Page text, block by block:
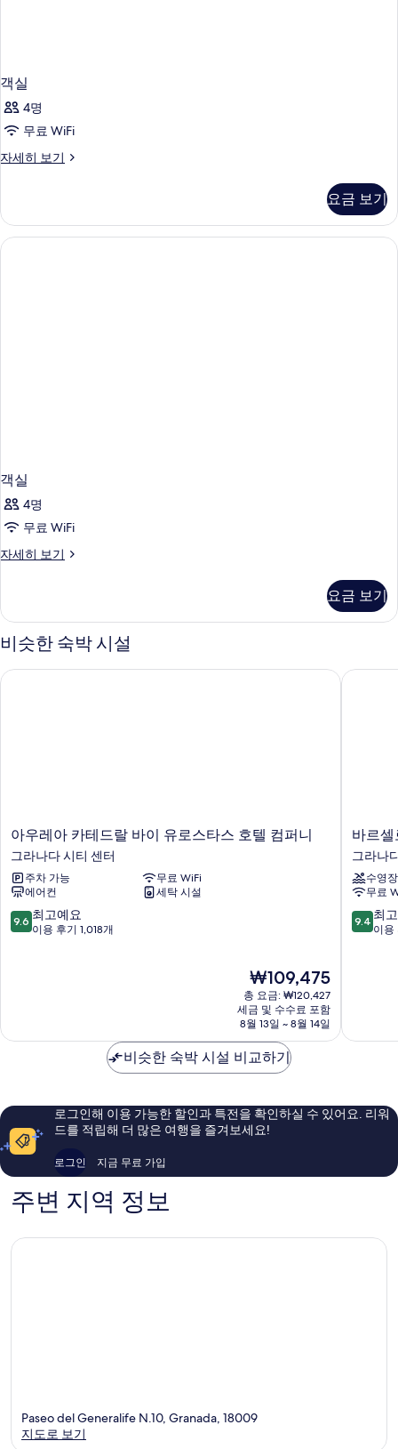
객실
4명
무료 WiFi
자세히 보기
객
히
보
기
요금 보기
객실
4명
무료 WiFi
자세히 보기
객
히
기
요금 보기
비슷한 숙박 시설
아
우
레
아
카
테
드
타
컴
니
그
다
센
아우레아 카테드랄 바이 유로스타스 호텔 컴퍼니
그라나다 시티 센터
주차 가능
무료 WiFi
에어컨
세탁 시설
10
점
고
용
기
1,018
9.6 최고예요
이용 후기 1,018개
현
재
요
금
₩109,475
₩109,475
총 요금: ₩120,427
세금 및 수수료 포함
8월 13일 ~ 8월 14일
아우레아 카테드랄 바이 유로스타스 호텔 컴퍼니
바
르
셀
로
카
르
멘
그
시
티
그라나
수영장
무료
10
점
고
용
후
9.4 최
이용
바르셀
비슷한 숙박 시설 비교하기
로그인해 이용 가능한 할인과 특전을 확인하실 수 있어요. 리워
드를 적립해 더 많은 여행을 즐겨보세요!
로그인 지금 무료 가입
주변 지역 정보
Paseo del Generalife N.10, Granada, 18009
지도로 보기